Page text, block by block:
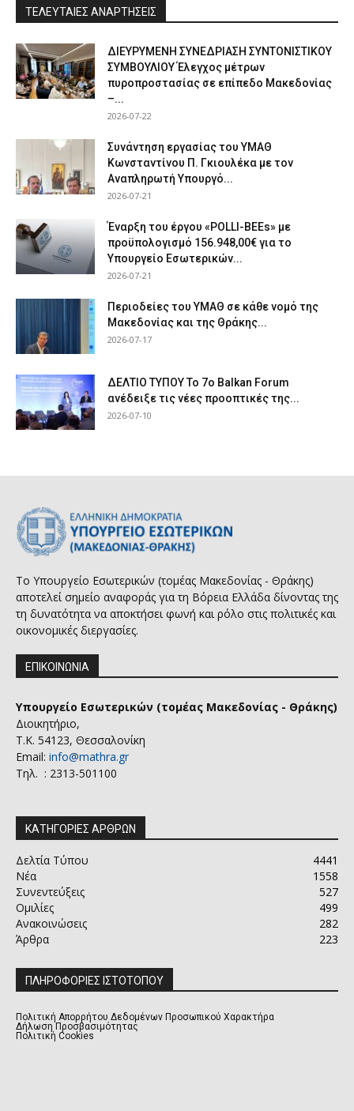
ΤΕΛΕΥΤΑΙΕΣ ΑΝΑΡΤΗΣΕΙΣ
ΔΙΕΥΡΥΜΕΝΗ ΣΥΝΕΔΡΙΑΣΗ ΣΥΝΤΟΝΙΣΤΙΚΟΥ
ΣΥΜΒΟΥΛΙΟΥ Έλεγχος μέτρων
πυροπροστασίας σε επίπεδο Μακεδονίας
–...
2026-07-22
Συνάντηση εργασίας του ΥΜΑΘ
Κωνσταντίνου Π. Γκιουλέκα με τον
Αναπληρωτή Υπουργό...
2026-07-21
Έναρξη του έργου «POLLI-BEEs» με
προϋπολογισμό 156.948,00€ για το
Υπουργείο Εσωτερικών...
2026-07-21
Περιοδείες του ΥΜΑΘ σε κάθε νομό της
Μακεδονίας και της Θράκης...
2026-07-17
ΔΕΛΤΙΟ ΤΥΠΟΥ Το 7ο Balkan Forum
ανέδειξε τις νέες προοπτικές της...
2026-07-10
Το Υπουργείο Εσωτερικών (τομέας Μακεδονίας - Θράκης)
αποτελεί σημείο αναφοράς για τη Βόρεια Ελλάδα δίνοντας της
τη δυνατότητα να αποκτήσει φωνή και ρόλο στις πολιτικές και
οικονομικές διεργασίες.
ΕΠΙΚΟΙΝΩΝΙΑ
Υπουργείο Εσωτερικών (τομέας Μακεδονίας - Θράκης)
Διοικητήριο,
Τ.Κ. 54123, Θεσσαλονίκη
Email: info@mathra.gr
Τηλ. : 2313-501100
ΚΑΤΗΓΟΡΙΕΣ ΑΡΘΡΩΝ
Δελτία Τύπου
4441
Νέα
1558
Συνεντεύξεις
527
Ομιλίες
499
Ανακοινώσεις
282
Άρθρα
223
ΠΛΗΡΟΦΟΡΙΕΣ ΙΣΤΟΤΟΠΟΥ
Πολιτική Απορρήτου Δεδομένων Προσωπικού Χαρακτήρα
Δήλωση Προσβασιμότητας
Πολιτική Cookies